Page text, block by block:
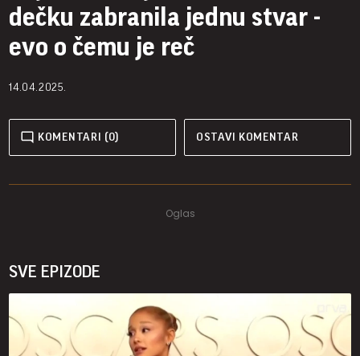
dečku zabranila jednu stvar -
evo o čemu je reč
14.04.2025.
KOMENTARI (0) OSTAVI KOMENTAR
SVE EPIZODE